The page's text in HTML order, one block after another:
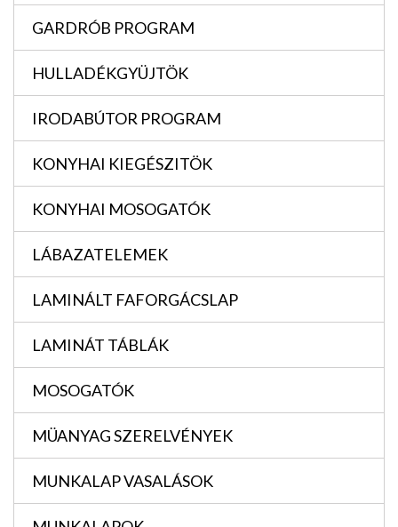
GARDRÓB PROGRAM
HULLADÉKGYÜJTÖK
IRODABÚTOR PROGRAM
KONYHAI KIEGÉSZITÖK
KONYHAI MOSOGATÓK
LÁBAZATELEMEK
LAMINÁLT FAFORGÁCSLAP
LAMINÁT TÁBLÁK
MOSOGATÓK
MÜANYAG SZERELVÉNYEK
MUNKALAP VASALÁSOK